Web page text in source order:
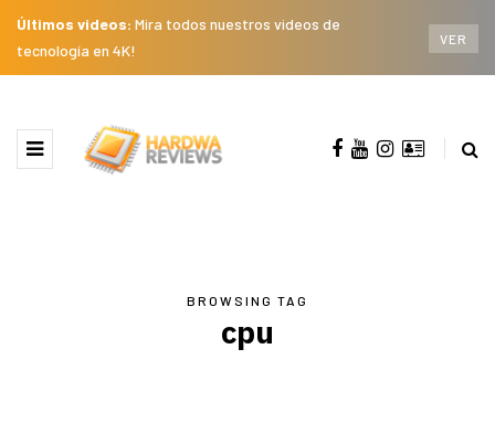
Últimos videos: Mira todos nuestros videos de
tecnología en 4K!
VER
BROWSING TAG
cpu